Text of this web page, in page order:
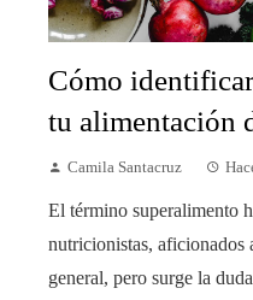
Cómo
tu alimentación
Camila Santacruz
El término superalimento
nutricionistas, aficionados
general, pero surge la